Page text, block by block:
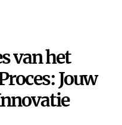
van het
Jouw